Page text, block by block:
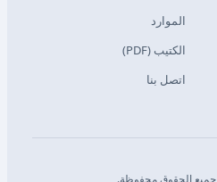
الموارد
الكتيب (PDF)
اتصل بنا
جميع الحقوق محفوظة.